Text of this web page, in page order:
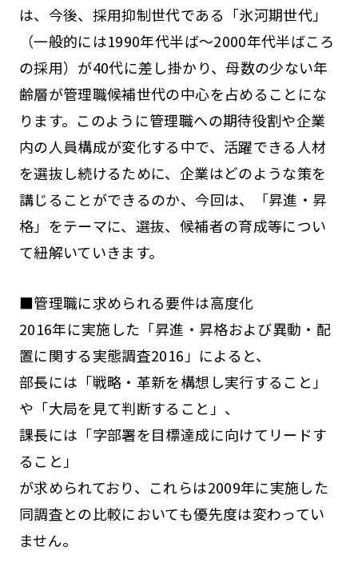
は、今後、採用抑制世代である「氷河期世代」
（一般的には1990年代半ば～2000年代半ばころ
の採用）が40代に差し掛かり、母数の少ない年
齢層が管理職候補世代の中心を占めることにな
ります。このように管理職への期待役割や企業
内の人員構成が変化する中で、活躍できる人材
を選抜し続けるために、企業はどのような策を
講じることができるのか、今回は、「昇進・昇
格」をテーマに、選抜、候補者の育成等につい
て紐解いていきます。
■管理職に求められる要件は高度化
2016年に実施した「昇進・昇格および異動・配
置に関する実態調査2016」によると、
部長には「戦略・革新を構想し実行すること」
や「大局を見て判断すること」、
課長には「字部署を目標達成に向けてリードす
ること」
が求められており、これらは2009年に実施した
同調査との比較においても優先度は変わってい
ません。